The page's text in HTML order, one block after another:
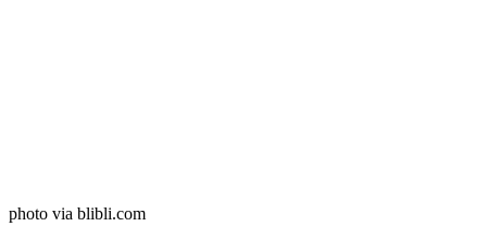
photo via blibli.com